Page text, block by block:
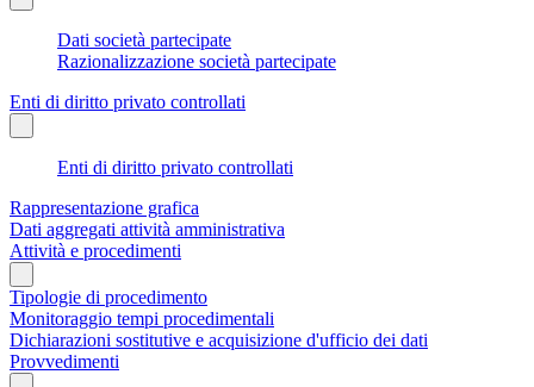
Dati società partecipate
Razionalizzazione società partecipate
Enti di diritto privato controllati
Enti di diritto privato controllati
Rappresentazione grafica
Dati aggregati attività amministrativa
Attività e procedimenti
Tipologie di procedimento
Monitoraggio tempi procedimentali
Dichiarazioni sostitutive e acquisizione d'ufficio dei dati
Provvedimenti